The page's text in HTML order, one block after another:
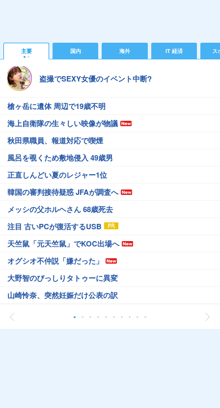
主要 国内 海外 IT 経済 ス
盗撮でSEXY女優のイベント中断?
槍ヶ岳に遺体 周辺で19歳不明
海上自衛隊の生々しい映像が物議
秋田県職員、報道対応で喫煙
風呂を覗くため敷地侵入 49歳男
正直しんどい夏のレジャー1位
韓国の審判接待疑惑 JFAが調査へ
メッシの父ホルヘさん 68歳死去
注目 古いPCが復活するUSB
天竺鼠「元天竺鼠」でKOC出場へ
オグシオ不仲説「嫌だった」
大野智のびっしりタトゥーに異変
山崎怜奈、突然妊娠だけ公表の訳